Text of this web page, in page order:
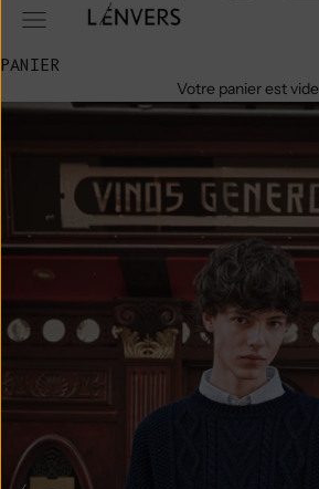
L'ENVERS
Ouvrir le menu de navigation
PANIER
Votre panier est vide